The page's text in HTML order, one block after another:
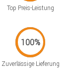
Top Preis-Leistung
Zuverlässige Lieferung